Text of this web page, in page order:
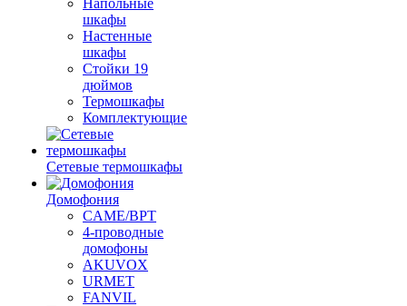
Напольные
шкафы
Настенные
шкафы
Стойки 19
дюймов
Термошкафы
Комплектующие
Сетевые термошкафы
Домофония
CAME/BPT
4-проводные
домофоны
AKUVOX
URMET
FANVIL